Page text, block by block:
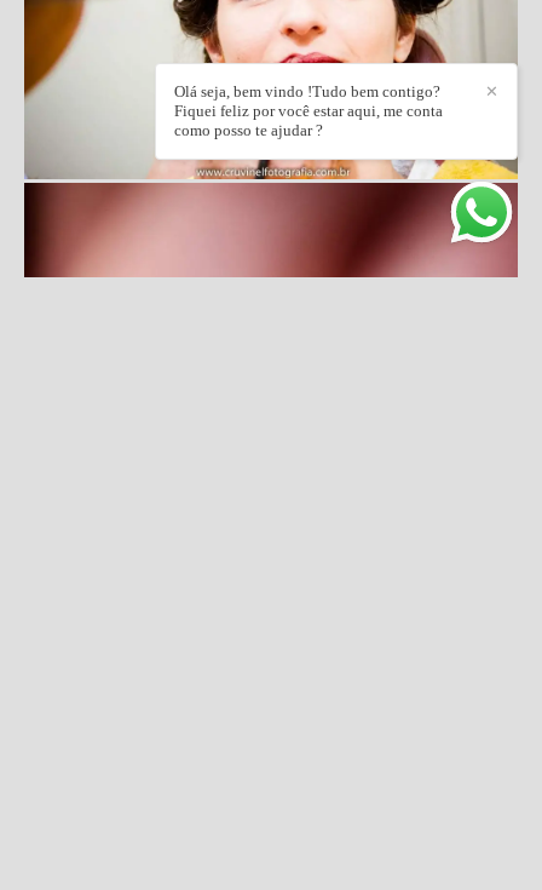
✕
Olá seja, bem vindo !Tudo bem contigo?
Fiquei feliz por você estar aqui, me conta
como posso te ajudar ?